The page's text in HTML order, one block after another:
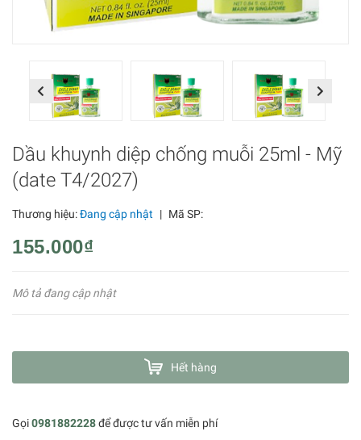
Previous Next
Dầu khuynh diệp chống muỗi 25ml - Mỹ
(date T4/2027)
Thương hiệu:Đang cập nhật | Mã SP:
155.000₫
Mô tả đang cập nhật
Hết hàng
Gọi0981882228để được tư vấn miễn phí